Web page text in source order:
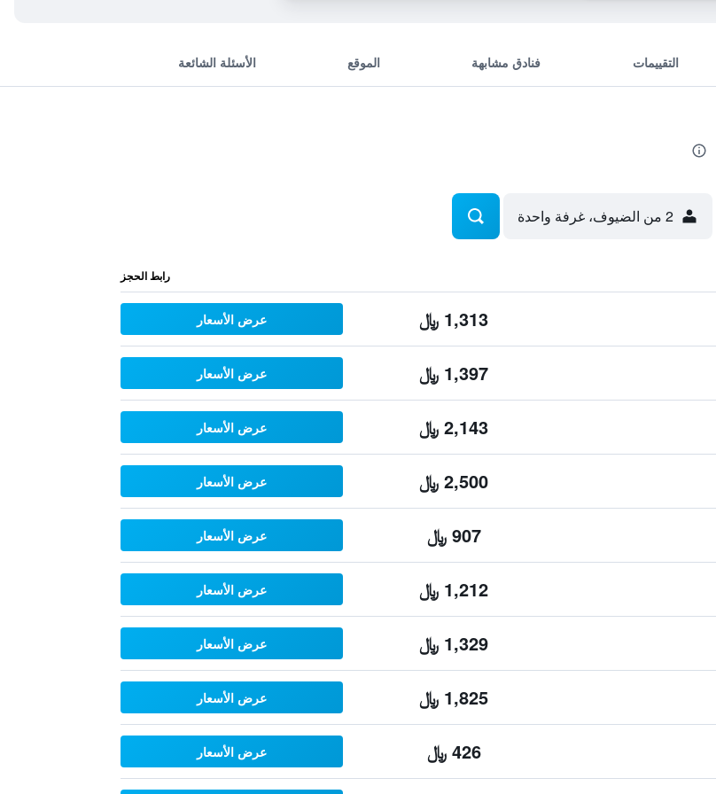
التقييمات فنادق مشابهة الموقع الأسئلة الشائعة
2 من الضيوف، غرفة واحدة
رابط الحجز
1,313 ﷼ عرض الأسعار
1,397 ﷼ عرض الأسعار
2,143 ﷼ عرض الأسعار
2,500 ﷼ عرض الأسعار
907 ﷼ عرض الأسعار
1,212 ﷼ عرض الأسعار
1,329 ﷼ عرض الأسعار
1,825 ﷼ عرض الأسعار
426 ﷼ عرض الأسعار